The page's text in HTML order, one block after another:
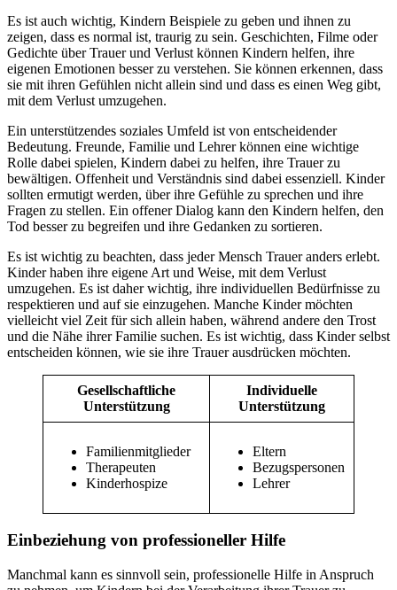
Es ist auch wichtig, Kindern Beispiele zu geben und ihnen zu
zeigen, dass es normal ist, traurig zu sein. Geschichten, Filme oder
Gedichte über Trauer und Verlust können Kindern helfen, ihre
eigenen Emotionen besser zu verstehen. Sie können erkennen, dass
sie mit ihren Gefühlen nicht allein sind und dass es einen Weg gibt,
mit dem Verlust umzugehen.
Ein unterstützendes soziales Umfeld ist von entscheidender
Bedeutung. Freunde, Familie und Lehrer können eine wichtige
Rolle dabei spielen, Kindern dabei zu helfen, ihre Trauer zu
bewältigen. Offenheit und Verständnis sind dabei essenziell. Kinder
sollten ermutigt werden, über ihre Gefühle zu sprechen und ihre
Fragen zu stellen. Ein offener Dialog kann den Kindern helfen, den
Tod besser zu begreifen und ihre Gedanken zu sortieren.
Es ist wichtig zu beachten, dass jeder Mensch Trauer anders erlebt.
Kinder haben ihre eigene Art und Weise, mit dem Verlust
umzugehen. Es ist daher wichtig, ihre individuellen Bedürfnisse zu
respektieren und auf sie einzugehen. Manche Kinder möchten
vielleicht viel Zeit für sich allein haben, während andere den Trost
und die Nähe ihrer Familie suchen. Es ist wichtig, dass Kinder selbst
entscheiden können, wie sie ihre Trauer ausdrücken möchten.
Gesellschaftliche
Unterstützung
Individuelle
Unterstützung
Familienmitglieder
Therapeuten
Kinderhospize
Eltern
Bezugspersonen
Lehrer
Einbeziehung von professioneller Hilfe
Manchmal kann es sinnvoll sein, professionelle Hilfe in Anspruch